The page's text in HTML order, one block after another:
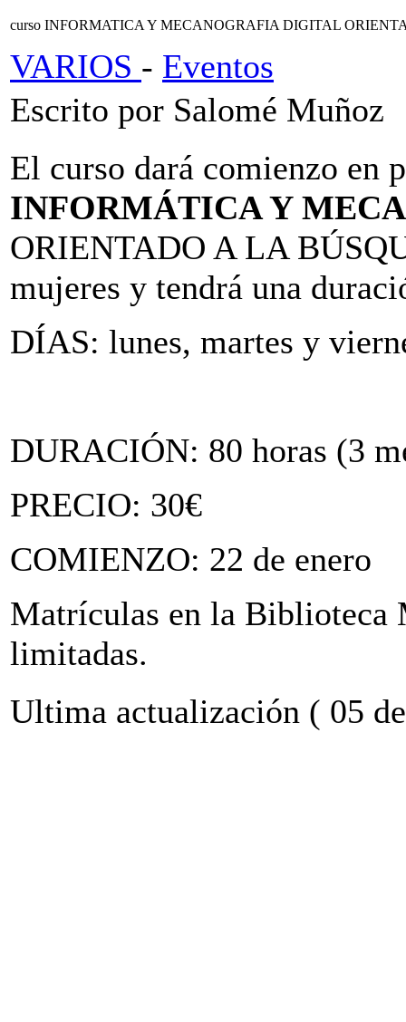
curso INFORMATICA Y MECANOGRAFIA DIGITAL
VARIOS - Eventos
Escrito por Salomé Muñoz
El curso dará comienzo en
INFORMÁTICA Y
ORIENTADO A LA
mujeres y tendrá una
DÍAS: lunes, martes y
DURACIÓN: 80 horas (3
PRECIO: 30€
COMIENZO: 22 de enero
Matrículas en la Biblioteca
limitadas.
Ultima actualización ( 05